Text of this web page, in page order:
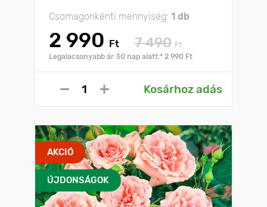
Csomagonkénti mennyiség: 1 db
2 990 Ft 7 490 Ft
Legalacsonyabb ár 30 nap alatt:* 2 990 Ft
Kosárhoz adás
AKCIÓ
ÚJDONSÁGOK